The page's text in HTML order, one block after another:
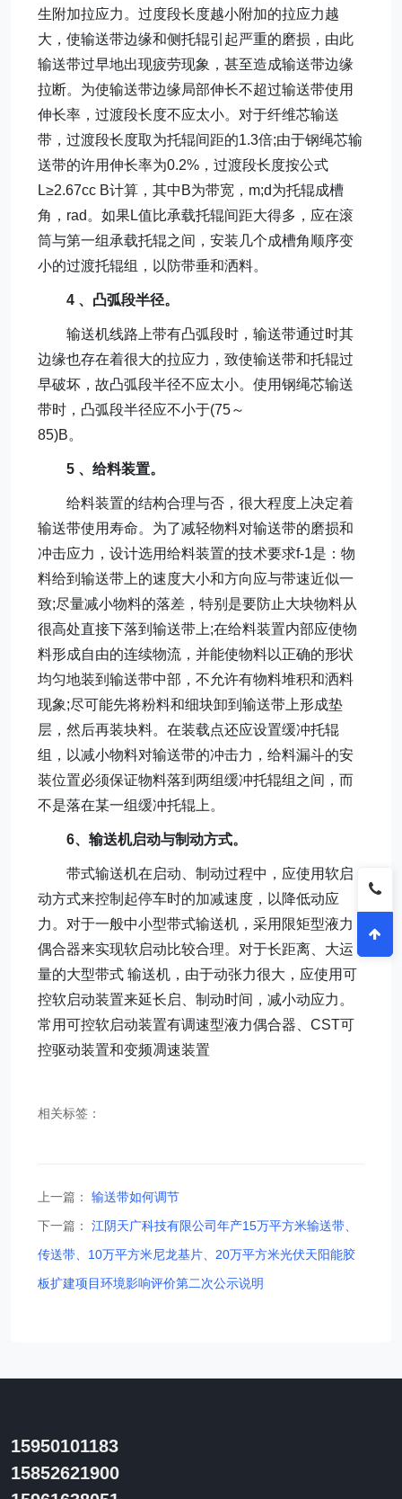
生附加拉应力。过度段长度越小附加的拉应力越
大，使输送带边缘和侧托辊引起严重的磨损，由此
输送带过早地出现疲劳现象，甚至造成输送带边缘
拉断。为使输送带边缘局部伸长不超过输送带使用
伸长率，过渡段长度不应太小。对于纤维芯输送
带，过渡段长度取为托辊间距的1.3倍;由于钢绳芯输
送带的许用伸长率为0.2%，过渡段长度按公式
L≥2.67cc B计算，其中B为带宽，m;d为托辊成槽
角，rad。如果L值比承载托辊间距大得多，应在滚
筒与第一组承载托辊之间，安装几个成槽角顺序变
小的过渡托辊组，以防带垂和洒料。
4 、凸弧段半径。
输送机线路上带有凸弧段时，输送带通过时其
边缘也存在着很大的拉应力，致使输送带和托辊过
早破坏，故凸弧段半径不应太小。使用钢绳芯输送
带时，凸弧段半径应不小于(75～
85)B。
5 、给料装置。
给料装置的结构合理与否，很大程度上决定着
输送带使用寿命。为了减轻物料对输送带的磨损和
冲击应力，设计选用给料装置的技术要求f-1是：物
料给到输送带上的速度大小和方向应与带速近似一
致;尽量减小物料的落差，特别是要防止大块物料从
很高处直接下落到输送带上;在给料装置内部应使物
料形成自由的连续物流，并能使物料以正确的形状
均匀地装到输送带中部，不允许有物料堆积和洒料
现象;尽可能先将粉料和细块卸到输送带上形成垫
层，然后再装块料。在装载点还应设置缓冲托辊
组，以减小物料对输送带的冲击力，给料漏斗的安
装位置必须保证物料落到两组缓冲托辊组之间，而
不是落在某一组缓冲托辊上。
6、输送机启动与制动方式。
带式输送机在启动、制动过程中，应使用软启
动方式来控制起停车时的加减速度，以降低动应
力。对于一般中小型带式输送机，采用限矩型液力
偶合器来实现软启动比较合理。对于长距离、大运
量的大型带式 输送机，由于动张力很大，应使用可
控软启动装置来延长启、制动时间，减小动应力。
常用可控软启动装置有调速型液力偶合器、CST可
控驱动装置和变频凋速装置
相关标签：
上一篇：
输送带如何调节
下一篇：
江阴天广科技有限公司年产15万平方米输送带、
传送带、10万平方米尼龙基片、20万平方米光伏天阳能胶
板扩建项目环境影响评价第二次公示说明
15950101183
15852621900